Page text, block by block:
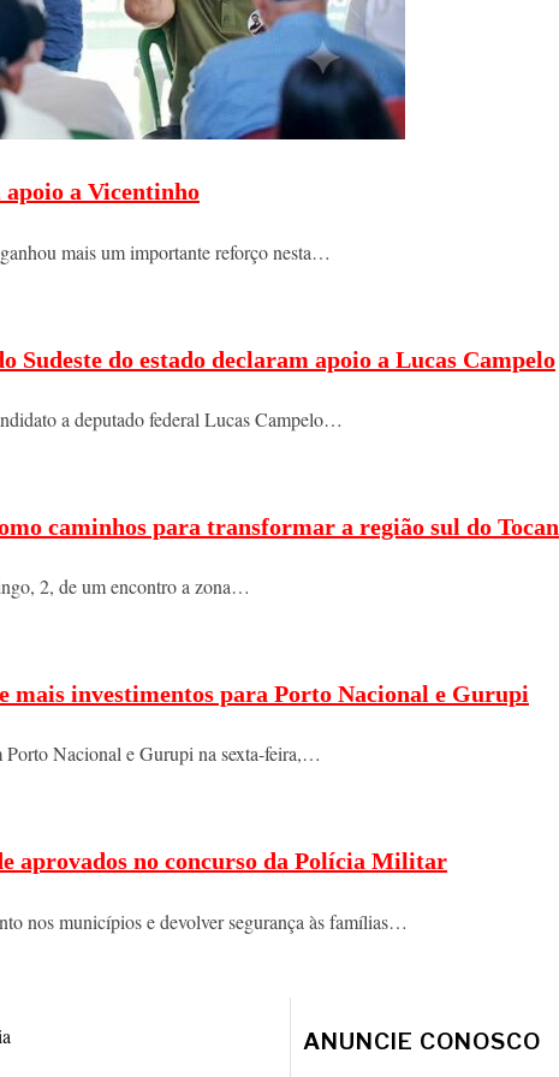
a Vicentinho
mais um importante reforço nesta…
do estado declaram apoio a Lucas Campelo
a deputado federal Lucas Campelo…
caminhos para transformar a região sul do
2, de um encontro a zona…
mais investimentos para Porto Nacional e Gurupi
Porto Nacional e Gurupi na sexta-feira,…
aprovados no concurso da Polícia Militar
nos municípios e devolver segurança às famílias…
ANUNCIE CONOSCO